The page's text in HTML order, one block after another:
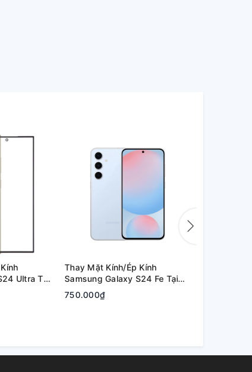
Ultra Tại
| Bảo
Thay Mặt Kính/Ép Kính
Samsung Galaxy S24 Fe Tại
Quận 2, Tp. Thủ Đức | Bảo
Hành Rõ Ràng
750.000₫